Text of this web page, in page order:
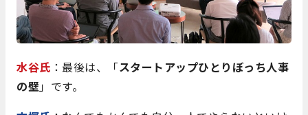
水谷氏 ：最後は、「スタートアップひとりぼっち人事
の壁」です。